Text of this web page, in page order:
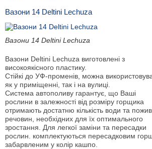
Вазони 14 Deltini Lechuza
Вазони 14 Deltini Lechuza
Вазони Deltini Lechuza виготовлені з
високоякісного пластику.
Стійкі до УФ-променів, можна
як у приміщенні, так і на вулиці.
Система автополиву гарантує, що Ваші
рослини в залежності від розміру горщика
отримають достатню кількість води та
речовин, необхідних для їх оптимального
зростання. Для легкої заміни та пересадки
рослин. комплектуються пересадковим
забарвленим у колір кашпо.